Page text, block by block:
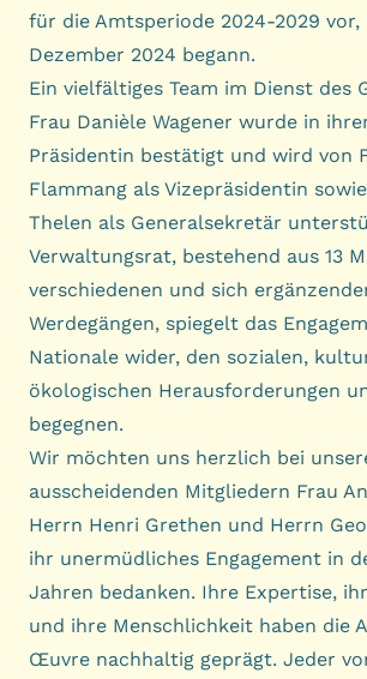
für die Amtsperiode 2024-2029 vor,
Dezember 2024 begann.
Ein vielfältiges Team im Dienst des
Frau Danièle Wagener wurde in
Präsidentin bestätigt und wird von
Flammang als Vizepräsidentin
Thelen als Generalsekretär
Verwaltungsrat, bestehend aus 13
verschiedenen und sich
Werdegängen, spiegelt das
Nationale wider, den sozialen,
ökologischen Herausforderungen
begegnen.
Wir möchten uns herzlich bei
ausscheidenden Mitgliedern Frau
Herrn Henri Grethen und Herrn
ihr unermüdliches Engagement in
Jahren bedanken. Ihre Expertise,
und ihre Menschlichkeit haben die
Œuvre nachhaltig geprägt. Jeder